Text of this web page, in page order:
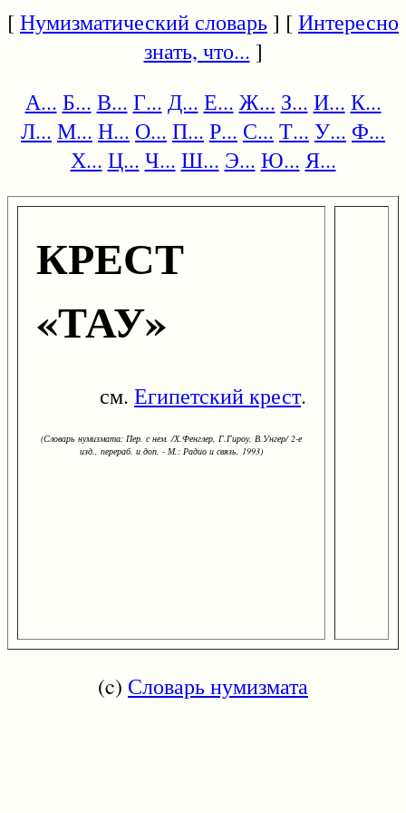
[Нумизматический словарь] [Интересно
знать, что... ]
А... Б... В... Г... Д... Е... Ж... З... И... К...
Л... М... Н... О... П... Р... С... Т... У... Ф...
Х... Ц... Ч... Ш... Э... Ю... Я...
КРЕСТ
«ТАУ»
см. Египетский крест.
(Словарь нумизмата: Пер. с нем. /Х.Фенглер, Г.Гироу, В.Унгер/ 2-е
изд., перераб. и доп. - М.: Радио и связь, 1993)
(c) Словарь нумизмата